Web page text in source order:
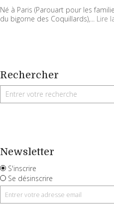
Né à Paris (Parouart pour les
du bigorne des Coquillards),... Lire
Rechercher
Newsletter
S'inscrire
Se désinscrire